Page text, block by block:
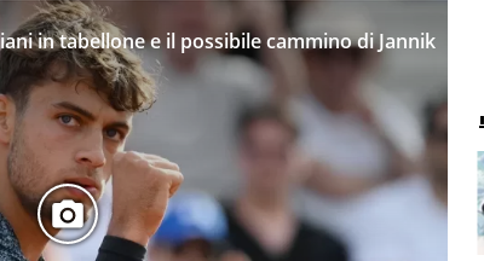
in tabellone e il possibile cammino di Jannik